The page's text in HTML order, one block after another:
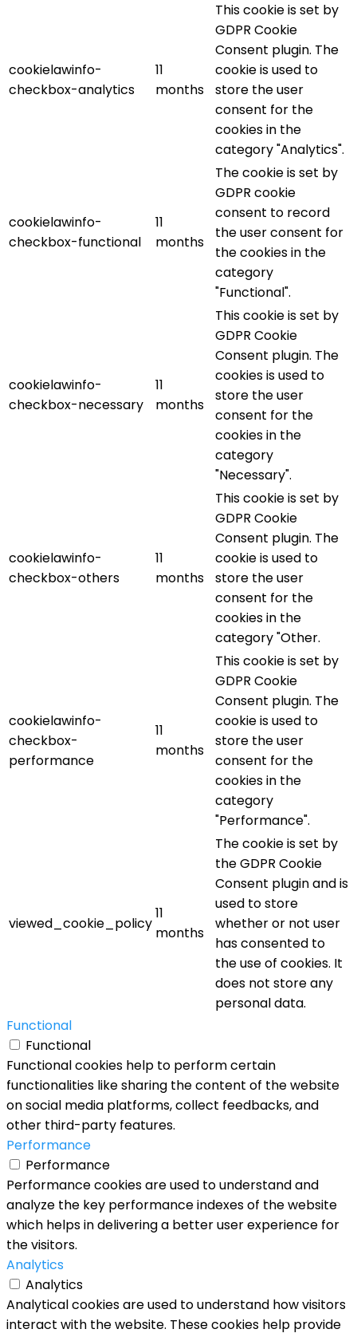
cookielawinfo-
checkbox-analytics
11
months
This cookie is set by
GDPR Cookie
Consent plugin. The
cookie is used to
store the user
consent for the
cookies in the
category "Analytics".
cookielawinfo-
checkbox-functional
11
months
The cookie is set by
GDPR cookie
consent to record
the user consent for
the cookies in the
category
"Functional".
cookielawinfo-
checkbox-necessary
11
months
This cookie is set by
GDPR Cookie
Consent plugin. The
cookies is used to
store the user
consent for the
cookies in the
category
"Necessary".
cookielawinfo-
checkbox-others
11
months
This cookie is set by
GDPR Cookie
Consent plugin. The
cookie is used to
store the user
consent for the
cookies in the
category "Other.
cookielawinfo-
checkbox-
performance
11
months
This cookie is set by
GDPR Cookie
Consent plugin. The
cookie is used to
store the user
consent for the
cookies in the
category
"Performance".
viewed_cookie_policy
11
months
The cookie is set by
the GDPR Cookie
Consent plugin and is
used to store
whether or not user
has consented to
the use of cookies. It
does not store any
personal data.
Functional
Functional
Functional cookies help to perform certain
functionalities like sharing the content of the website
on social media platforms, collect feedbacks, and
other third-party features.
Performance
Performance
Performance cookies are used to understand and
analyze the key performance indexes of the website
which helps in delivering a better user experience for
the visitors.
Analytics
Analytics
Analytical cookies are used to understand how visitors
interact with the website. These cookies help provide